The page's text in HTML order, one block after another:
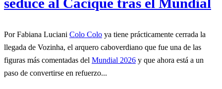
Por Fabiana Luciani Colo Colo ya tiene prácticamente cerrada la
llegada de Vozinha, el arquero caboverdiano que fue una de las
figuras más comentadas del Mundial 2026 y que ahora está a un
paso de convertirse en refuerzo...